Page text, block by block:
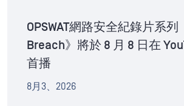
OPSWAT網路安全紀錄片系
Breach》將於 8 月 8 日在
首播
8月3、2026